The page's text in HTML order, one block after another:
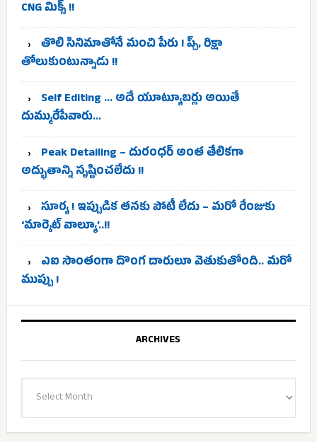
CNG మిక్స్ !!
తొలి సినిమాతోనే మంచి పేరు ! ప్చ్, రిక్షా
తోలుకుంటున్నాడు !!
Self Editing … అదే యూట్యూబర్లు అయితే
దుమ్మురేపేవారు…
Peak Detailing – దురంధర్ అంత తేలికగా
అద్భుతాన్ని సృష్టించలేదు !!
సూర్య ! ఇప్పుడిక తనకు పోటీ లేదు – మరో రేంజుకు
‘మార్కెట్ వాల్యూ’..!!
ఎఐ సొంతంగా దొంగ దారులూ వెతుకుతోంది.. మరో
ముప్పు !
ARCHIVES